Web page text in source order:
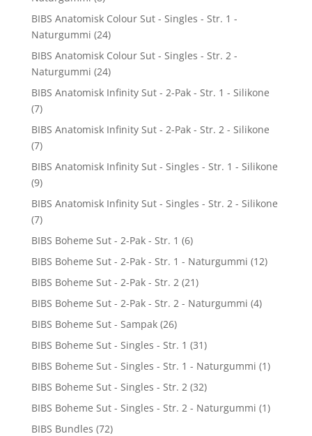
BIBS Anatomisk Colour Sut - Singles - Str. 1 -
Naturgummi (24)
BIBS Anatomisk Colour Sut - Singles - Str. 2 -
Naturgummi (24)
BIBS Anatomisk Infinity Sut - 2-Pak - Str. 1 - Silikone
(7)
BIBS Anatomisk Infinity Sut - 2-Pak - Str. 2 - Silikone
(7)
BIBS Anatomisk Infinity Sut - Singles - Str. 1 - Silikone
(9)
BIBS Anatomisk Infinity Sut - Singles - Str. 2 - Silikone
(7)
BIBS Boheme Sut - 2-Pak - Str. 1 (6)
BIBS Boheme Sut - 2-Pak - Str. 1 - Naturgummi (12)
BIBS Boheme Sut - 2-Pak - Str. 2 (21)
BIBS Boheme Sut - 2-Pak - Str. 2 - Naturgummi (4)
BIBS Boheme Sut - Sampak (26)
BIBS Boheme Sut - Singles - Str. 1 (31)
BIBS Boheme Sut - Singles - Str. 1 - Naturgummi (1)
BIBS Boheme Sut - Singles - Str. 2 (32)
BIBS Boheme Sut - Singles - Str. 2 - Naturgummi (1)
BIBS Bundles (72)